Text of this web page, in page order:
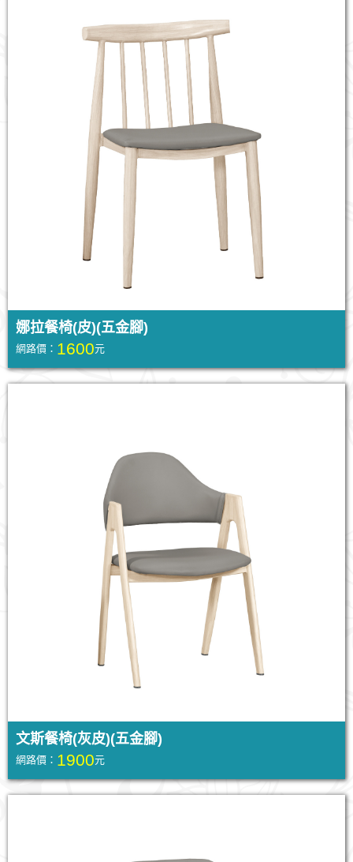
娜拉餐椅(皮)(五金腳)
網路價： 1600元
文斯餐椅(灰皮)(五金腳)
網路價： 1900元